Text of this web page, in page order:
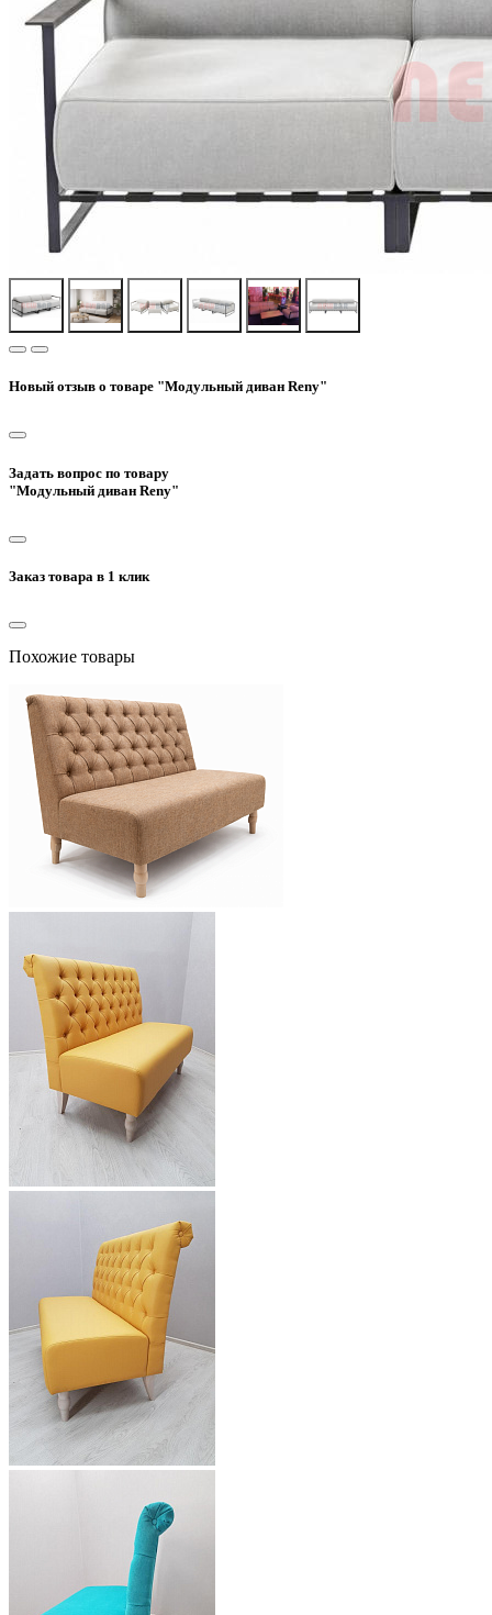
Новый отзыв о товаре "Модульный диван Reny"
Задать вопрос по товару
"Модульный диван Reny"
Заказ товара в 1 клик
Похожие товары